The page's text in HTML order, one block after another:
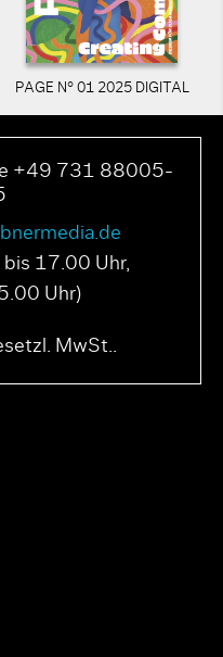
PAGE N° 01 2025 DIGITAL
+49 731 88005-
bis 17.00 Uhr,
Uhr)
MwSt..